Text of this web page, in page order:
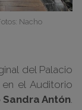
Nacho
del Palacio
el Auditorio
Sandra Antón